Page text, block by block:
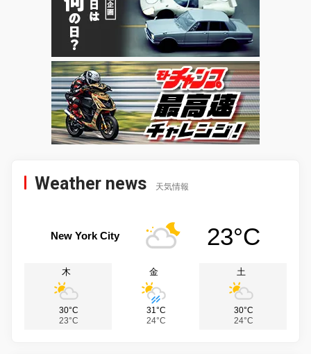
Weather news 天気情報
New York City 23°C
木
30°C
23°C
金
31°C
24°C
土
30°C
24°C